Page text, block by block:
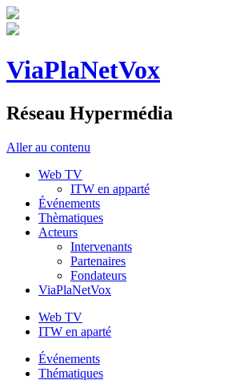
ViaPlaNetVox
Réseau Hypermédia
Aller au contenu
Web TV
ITW en apparté
Événements
Thèmatiques
Acteurs
Intervenants
Partenaires
Fondateurs
ViaPlaNetVox
Web TV
ITW en aparté
Événements
Thématiques